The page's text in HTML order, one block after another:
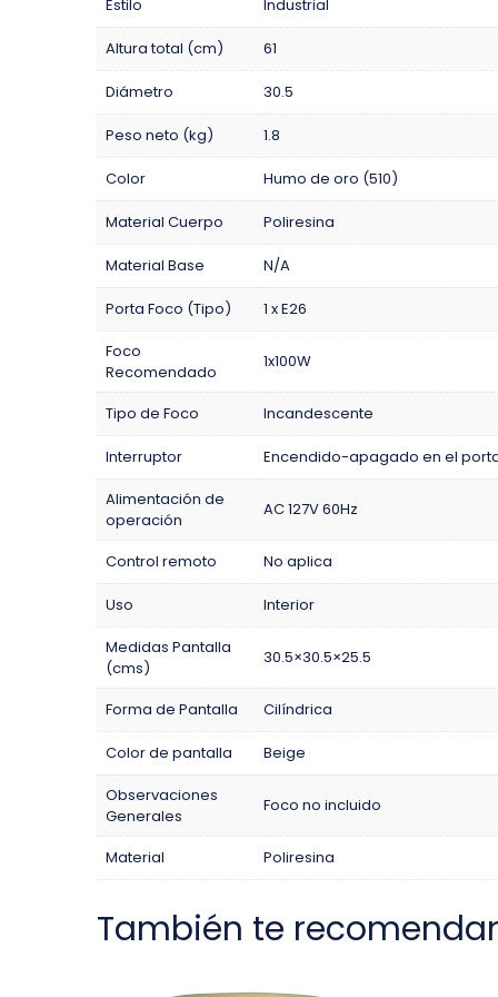
Estilo Industrial
Altura total (cm) 61
Diámetro 30.5
Peso neto (kg) 1.8
Color Humo de oro (510)
Material Cuerpo Poliresina
Material Base N/A
Porta Foco (Tipo)
1 x E26
Foco
Recomendado
1x100W
Tipo de Foco Incandescente
Interruptor
Encendido-apagado en el
Alimentación de
operación
AC 127V 60Hz
Control remoto No aplica
Uso
Interior
Medidas Pantalla
(cms)
30.5×30.5×25.5
Forma de Pantalla Cilíndrica
Color de pantalla
Beige
Observaciones
Generales
Foco no incluido
Material Poliresina
También te